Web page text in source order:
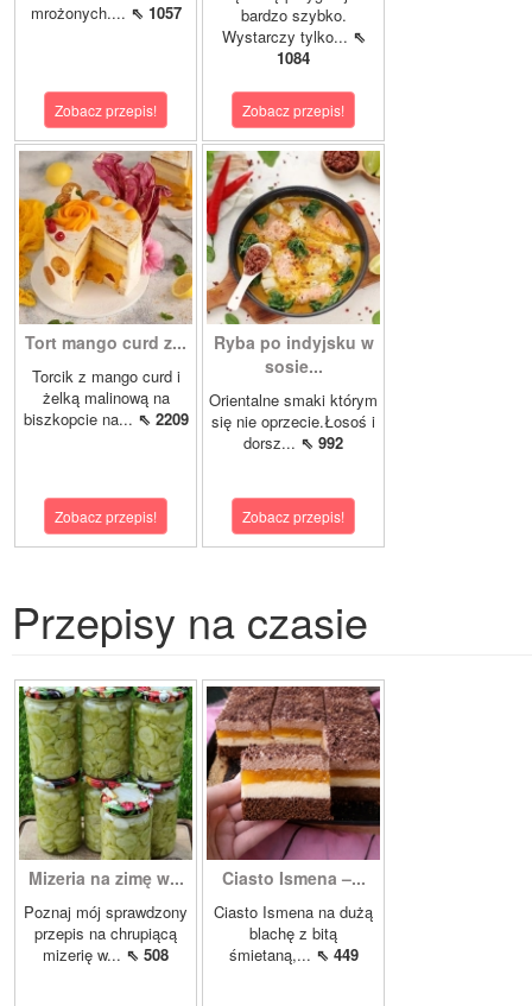
mrożonych.... ⇖ 1057
Zobacz przepis!
bardzo szybko.
Wystarczy tylko... ⇖
1084
Zobacz przepis!
Tort mango curd z...
Torcik z mango curd i
żelką malinową na
biszkopcie na... ⇖ 2209
Zobacz przepis!
Ryba po indyjsku w
sosie...
Orientalne smaki którym
się nie oprzecie.Łosoś i
dorsz... ⇖ 992
Zobacz przepis!
Przepisy na czasie
Mizeria na zimę w...
Poznaj mój sprawdzony
przepis na chrupiącą
mizerię w... ⇖ 508
Ciasto Ismena –...
Ciasto Ismena na dużą
blachę z bitą
śmietaną,... ⇖ 449